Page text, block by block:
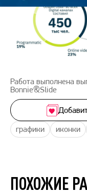
Работа выполнена
Bonnie&Slide
графики иконки
ПОХОЖИЕ